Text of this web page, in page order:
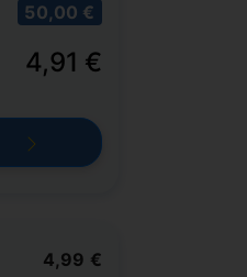
50,00 €
4,91 €
4,99 €